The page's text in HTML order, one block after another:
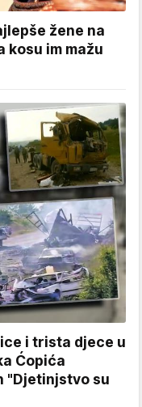
žene na
kosu im mažu
i trista djece u
Ćopića
"Djetinjstvo su